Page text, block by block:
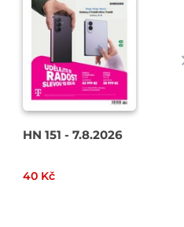
HN 151 - 7.8.2026
40 Kč